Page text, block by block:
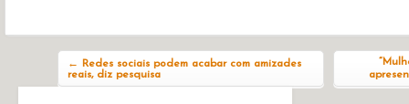
←
Redes sociais podem acabar com amizades
reais, diz pesquisa